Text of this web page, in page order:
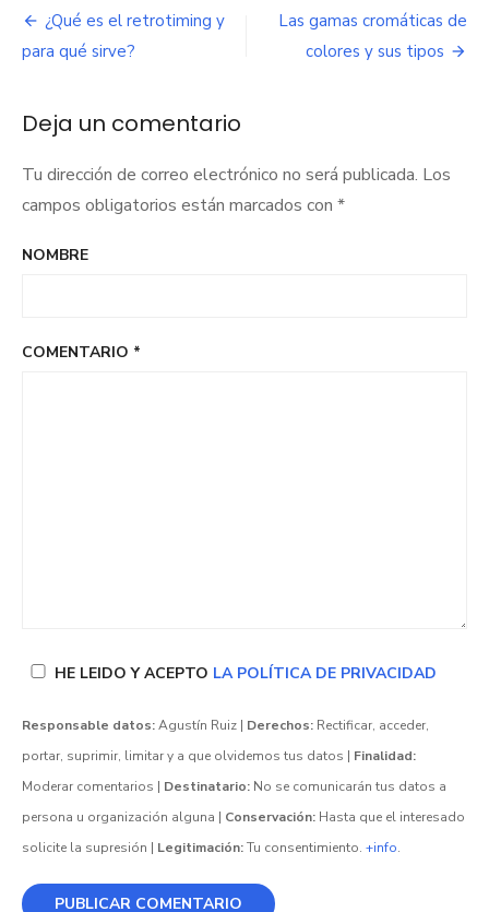
tradicionales
que
Navegación
entradas
¿Qué es el retrotiming y
para qué sirve?
Las gamas cromáticas de
colores y sus tipos
Deja un comentario
Tu dirección de correo electrónico no será publicada. Los
campos obligatorios están marcados con *
NOMBRE
COMENTARIO *
HE LEIDO Y ACEPTO LA POLÍTICA DE PRIVACIDAD
Responsable datos:Agustín Ruiz | Derechos: Rectificar, acceder,
portar, suprimir, limitar y a que olvidemos tus datos | Finalidad:
Moderar comentarios | Destinatario: No se comunicarán tus datos a
persona u organización alguna | Conservación: Hasta que el interesado
solicite la supresión | Legitimación:Tu consentimiento. +info.